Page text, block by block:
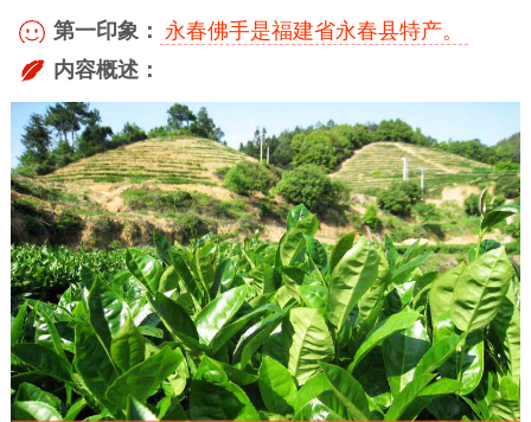
第一印象： 永春佛手是福建省永春县特产。
内容概述：